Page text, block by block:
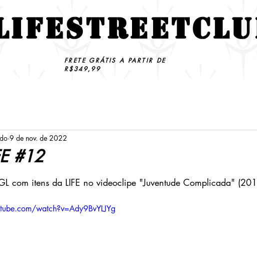
FRETE GRÁTIS A PARTIR DE
R$349,99
#12
9 de nov. de 2022
NaN de 5 estrelas.
com itens da LIFE no videoclipe "Juventude Complicada"
watch?v=Ady9BvYLJYg